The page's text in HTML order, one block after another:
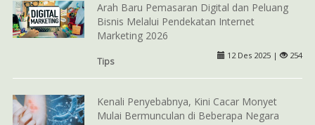
Arah Baru Pemasaran Digital dan Peluang
Bisnis Melalui Pendekatan Internet
Marketing 2026
Tips
12 Des 2025 | 254
Kenali Penyebabnya, Kini Cacar Monyet
Mulai Bermunculan di Beberapa Negara